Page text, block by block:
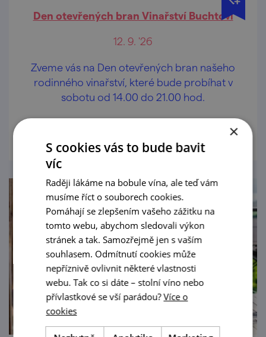
Den otevřených bran Vinařství Buchtovi
12. 9. '26
Zveme vás na Den otevřených bran našeho
rodinného vinařství, které bude probíhat v
sobotu od 14.00 do 21.00 hod.
×
S cookies vás to bude bavit
víc
Raději lákáme na bobule vína, ale teď vám
musíme říct o souborech cookies.
Pomáhají se zlepšením vašeho zážitku na
tomto webu, abychom sledovali výkon
stránek a tak. Samozřejmě jen s vaším
souhlasem. Odmítnutí cookies může
nepříznivě ovlivnit některé vlastnosti
webu. Tak co si dáte – stolní víno nebo
přívlastkové se vší parádou?Více o
cookies